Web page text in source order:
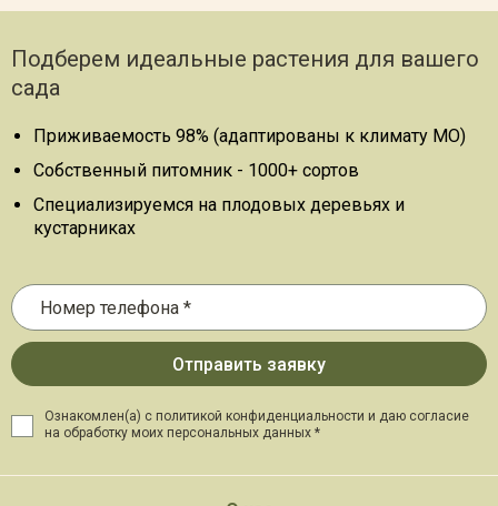
Подберем идеальные растения для вашего
сада
Приживаемость 98% (адаптированы к климату МО)
Собственный питомник - 1000+ сортов
Специализируемся на плодовых деревьях и
кустарниках
Ознакомлен(а) с политикой конфиденциальности и даю согласие
на обработку моих персональных данных *